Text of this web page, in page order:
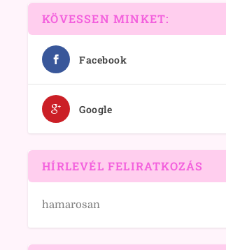
KÖVESSEN MINKET:
Facebook
Google
HÍRLEVÉL FELIRATKOZÁS
hamarosan